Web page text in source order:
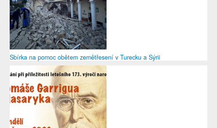
Sbírka na pomoc obětem zemětřesení v Turecku a Sýrii